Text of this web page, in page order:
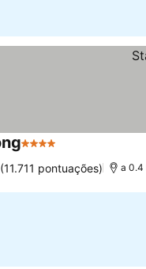
4 Estrelas
(11.711 pontuações) a 0.4